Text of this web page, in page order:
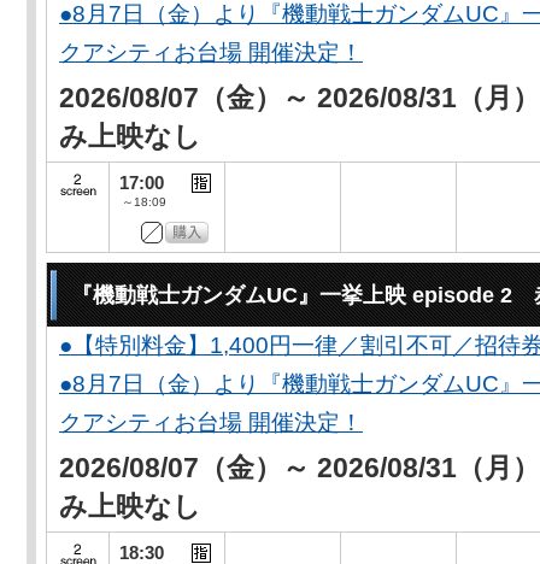
●8月7日（金）より『機動戦士ガンダムUC』
クアシティお台場 開催決定！
2026/08/07（金）～ 2026/08/31（月
み上映なし
17:00
～18:09
『機動戦士ガンダムUC』一挙上映 episode 2
●【特別料金】1,400円一律／割引不可／招待
●8月7日（金）より『機動戦士ガンダムUC』
クアシティお台場 開催決定！
2026/08/07（金）～ 2026/08/31（月
み上映なし
18:30